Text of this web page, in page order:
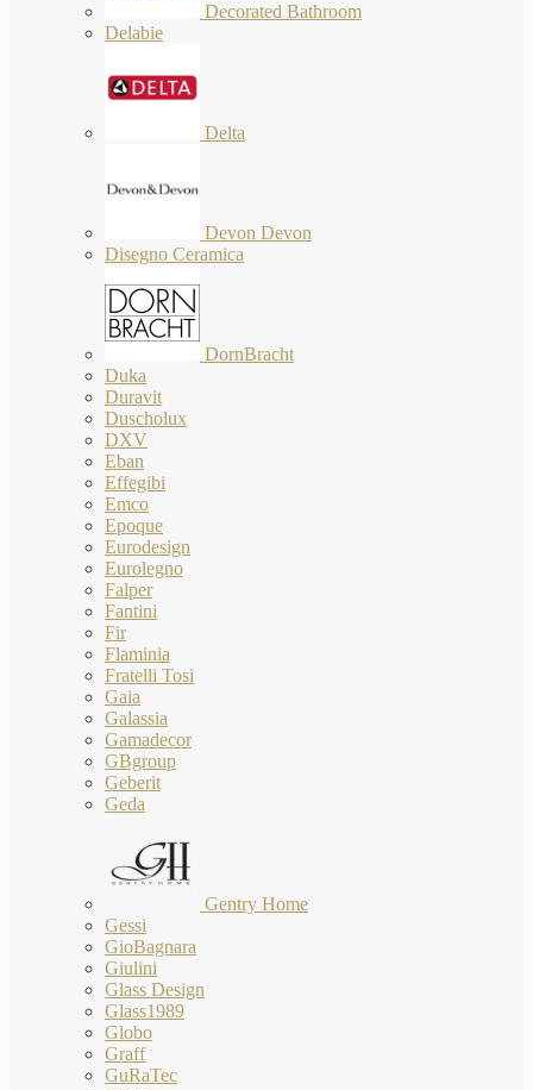
Decorated Bathroom
Delabie
Delta
Devon Devon
Disegno Ceramica
DornBracht
Duka
Duravit
Duscholux
DXV
Eban
Effegibi
Emco
Epoque
Eurodesign
Eurolegno
Falper
Fantini
Fir
Flaminia
Fratelli Tosi
Gaia
Galassia
Gamadecor
GBgroup
Geberit
Geda
Gentry Home
Gessi
GioBagnara
Giulini
Glass Design
Glass1989
Globo
Graff
GuRaTec